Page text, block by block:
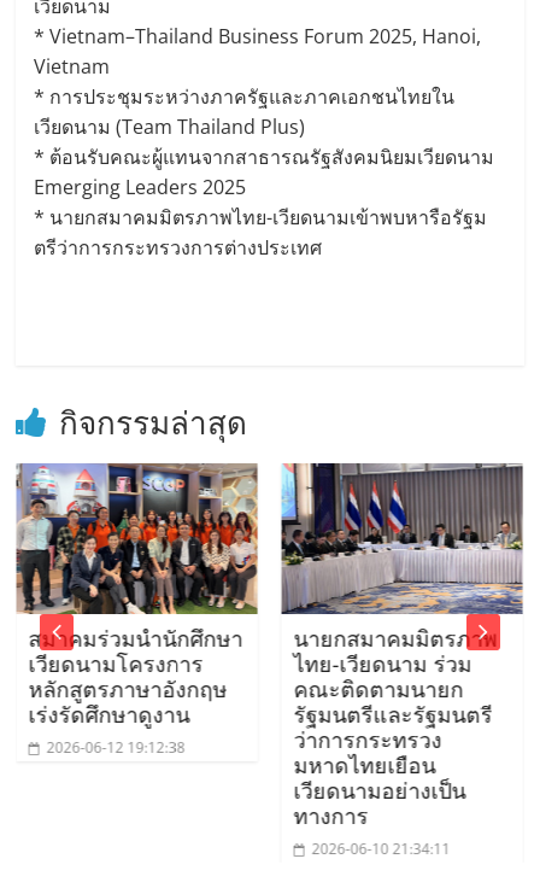
เวียดนาม
* Vietnam–Thailand Business Forum 2025, Hanoi,
Vietnam
* การประชุมระหว่างภาครัฐและภาคเอกชนไทยใน
เวียดนาม (Team Thailand Plus)
* ต้อนรับคณะผู้แทนจากสาธารณรัฐสังคมนิยมเวียดนาม
Emerging Leaders 2025
* นายกสมาคมมิตรภาพไทย-เวียดนามเข้าพบหารือรัฐม
ตรีว่าการกระทรวงการต่างประเทศ
กิจกรรมล่าสุด
สมาคมร่วมนำนักศึกษา
เวียดนามโครงการ
หลักสูตรภาษาอังกฤษ
เร่งรัดศึกษาดูงาน
2026-06-12 19:12:38
นายกสมาคมมิตรภาพ
ไทย-เวียดนาม ร่วม
คณะติดตามนายก
รัฐมนตรีและรัฐมนตรี
ว่าการกระทรวง
มหาดไทยเยือน
เวียดนามอย่างเป็น
ทางการ
2026-06-10 21:34:11